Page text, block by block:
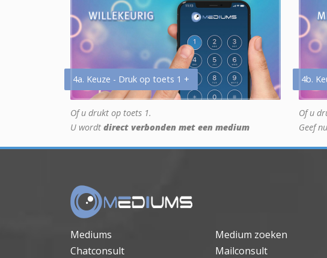
4a. Keuze - Druk op toets 1 +
Of u drukt op toets 1.
U wordt direct verbonden met een medium
4b.
Of u
Geef
Mediums Medium zoeken
Chatconsult
Mailconsult